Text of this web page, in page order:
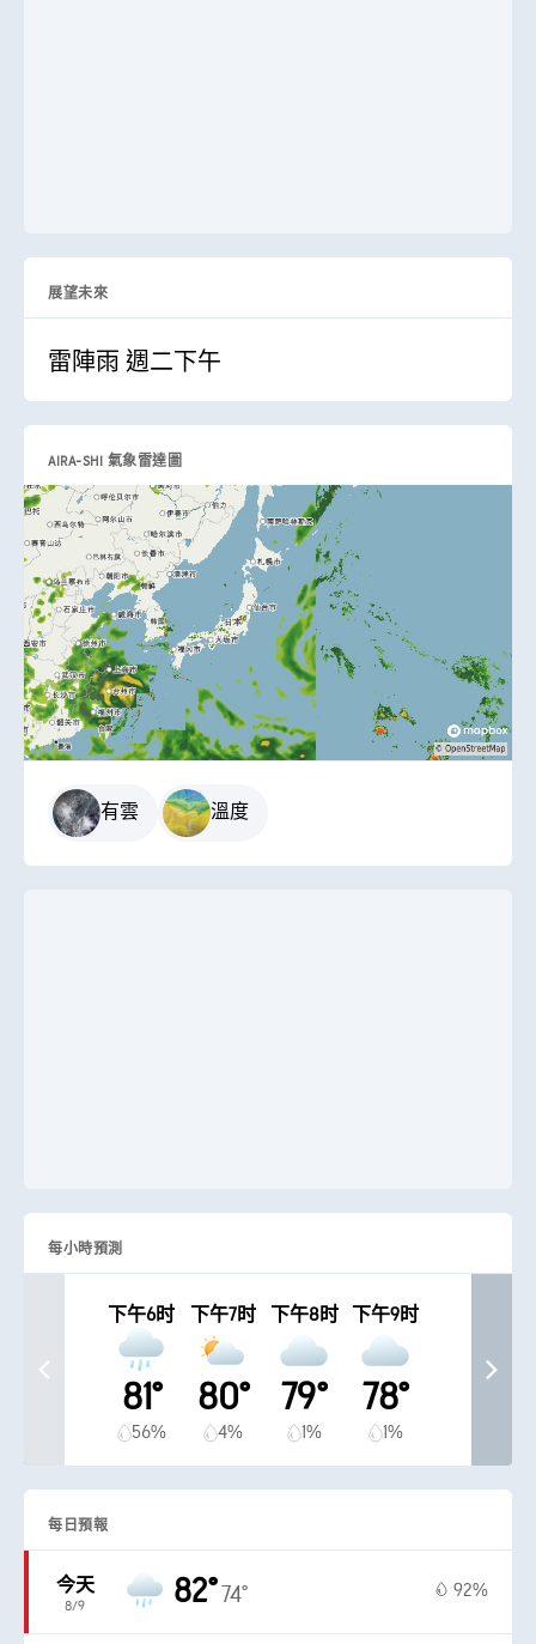
展望未來
雷陣雨 週二下午
AIRA-SHI 氣象雷達圖
有雲 溫度
每小時預測
下午6时
81°
56%
下午7时
80°
4%
下午8时
79°
1%
下午9时
78°
1%
每日預報
今天
8/9 82°74° 92%